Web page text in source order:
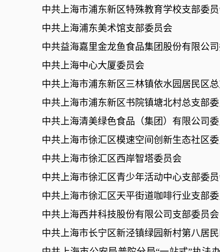
中共上海市浦东新区特殊教育学校支部委
中共上海浦东美术馆支部委员会
中共益海嘉里金龙鱼食品集团股份有限公
中共上海中心大厦委员会
中共上海市浦东新区三林镇依水园居民区
中共上海市浦东新区书院镇塘北村总支部
中共上海清美绿色食品（集团）有限公司
中共上海市徐汇区模速空间创新生态社区
中共上海市徐汇区西岸智塔委员会
中共上海市徐汇区青少年活动中心支部委
中共上海市徐汇区天平街道咖啡行业支部
中共上海西井科技股份有限公司支部委员会
中共上海市长宁区新泾镇绿园新村第八居